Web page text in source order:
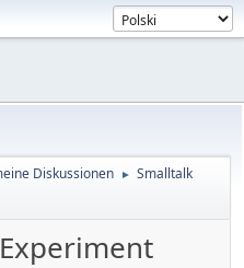
Diskussionen ► Smalltalk